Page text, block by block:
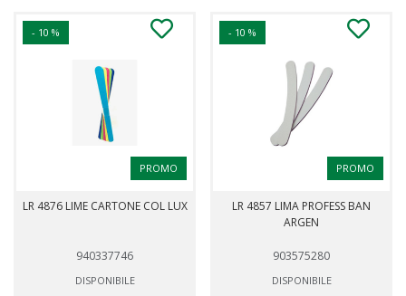
- 10 %
PROMO
LR 4876 LIME CARTONE COL LUX
940337746
DISPONIBILE
- 10 %
PROMO
LR 4857 LIMA PROFESS BAN
ARGEN
903575280
DISPONIBILE